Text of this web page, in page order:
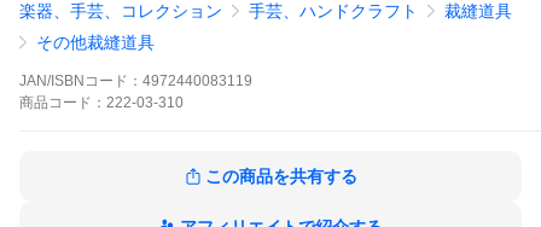
のボビンです。
ジューキ・ジャノメ・トヨタ・シンガー(一部を除く)タイプ用で
す。糸の量が一目でわかる透明タイプです。
ご使用のミシンの仕様書、説明書をご確認の上ご使用ください。
[ソーイング 和裁 洋裁]
◆サイズ(約):直径20.5mm×厚さ11.5mm
◆日本製※モニターによって実物のお色と若干異なる場合がござ
楽器、手芸、コレクション 手芸、ハンドクラフト
裁縫道具
その他裁縫道具
JAN/ISBNコード： 4972440083119
商品 コード： 222-03-310
この商品を共有する